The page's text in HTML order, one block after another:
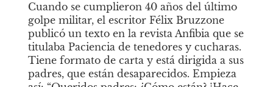
Cuando se cumplieron 40 años del último
golpe militar, el escritor Félix Bruzzone
publicó un texto en la revista Anfibia que se
titulaba Paciencia de tenedores y cucharas.
Tiene formato de carta y está dirigida a sus
padres, que están desaparecidos. Empieza